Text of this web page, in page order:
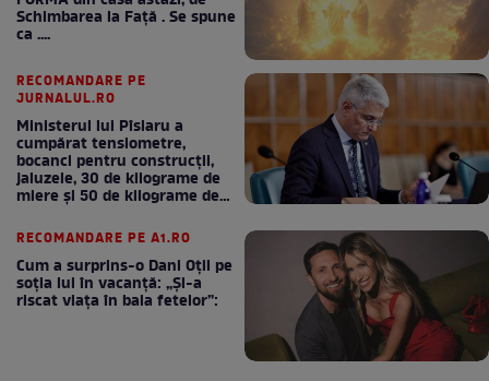
Schimbarea la Față . Se spune
ca ....
RECOMANDARE PE
JURNALUL.RO
Ministerul lui Pîslaru a
cumpărat tensiometre,
bocanci pentru construcții,
jaluzele, 30 de kilograme de
miere și 50 de kilograme de
RECOMANDARE PE A1.RO
Cum a surprins-o Dani Oțil pe
soția lui în vacanță: „Și-a
riscat viața în baia fetelor”: